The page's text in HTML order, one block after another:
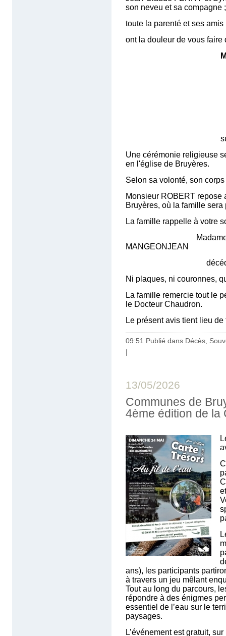
son neveu et sa compagne ;
toute la parenté et ses amis
ont la douleur de vous faire
survenu à
Une cérémonie religieuse
en l'église de Bruyères.
Selon sa volonté, son
Monsieur ROBERT repose
Bruyères, où la famille
La famille rappelle à votre
Madame Marie
MANGEONJEAN
décédée le
Ni plaques, ni couronnes,
La famille remercie tout le
le Docteur Chaudron.
Le présent avis tient lieu
09:51 Publié dans Décès,
|
13/05/2026
Communes de
4ème édition de la
ans), les participants
à travers un jeu mêlant
Tout au long du parcours,
répondre à des énigmes
essentiel de l’eau sur le
paysages.
L’événement est gratuit,